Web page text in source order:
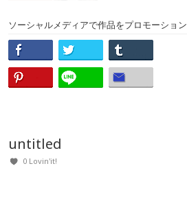
ソーシャルメディアで作品をプロモーション
untitled
0 Lovin'it!